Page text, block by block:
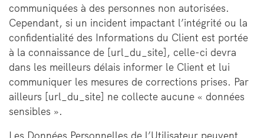
communiquées à des personnes non autorisées.
Cependant, si un incident impactant l’intégrité ou la
confidentialité des Informations du Client est portée
à la connaissance de [url_du_site], celle-ci devra
dans les meilleurs délais informer le Client et lui
communiquer les mesures de corrections prises. Par
ailleurs [url_du_site] ne collecte aucune « données
sensibles ».
Les Données Personnelles de l’Utilisateur peuvent